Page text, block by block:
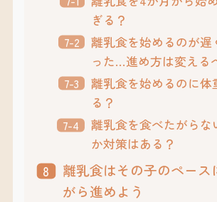
ぎる？
離乳食を始めるのが遅
った…進め方は変える
離乳食を始めるのに体
る？
離乳食を食べたがらな
か対策はある？
離乳食はその子のペース
がら進めよう